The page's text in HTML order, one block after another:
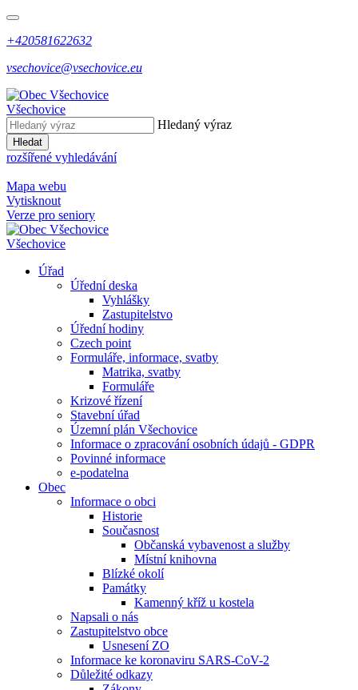
+420581622632
vsechovice@vsechovice.eu
Všechovice
Hledaný výraz
Hledat
rozšířené vyhledávání
Mapa webu
Vytisknout
Verze pro seniory
Všechovice
Úřad
Úřední deska
Vyhlášky
Zastupitelstvo
Úřední hodiny
Czech point
Formuláře, informace, svatby
Matrika, svatby
Formuláře
Krizové řízení
Stavební úřad
Územní plán Všechovice
Informace o zpracování osobních údajů - GDPR
Povinné informace
e-podatelna
Obec
Informace o obci
Historie
Současnost
Občanská vybavenost a služby
Místní knihovna
Blízké okolí
Památky
Kamenný kříž u kostela
Napsali o nás
Zastupitelstvo obce
Usnesení ZO
Informace ke koronaviru SARS-CoV-2
Důležité odkazy